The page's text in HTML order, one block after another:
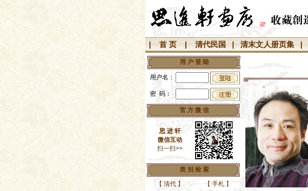
首 页 清代民国 清末文人册页集
用 户 登 陆
用户名：
密 码：
官 方 微 信
思 进 轩
微信互动
扫一扫>>
类 别 检 索
【 清代 】 【 手札 】